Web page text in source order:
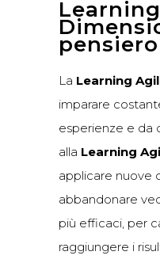
pensiero
La Learning
imparare
esperienze e da
alla Learning
applicare nuove
abbandonare
più efficaci, per
raggiungere i